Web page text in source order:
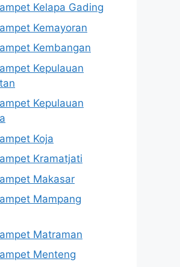
Kelapa Gading
Kemayoran
Kembangan
Kepulauan
Kepulauan
Koja
Kramatjati
Makasar
Mampang
Matraman
Menteng